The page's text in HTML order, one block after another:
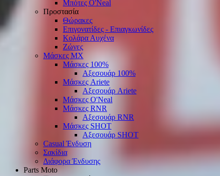
Μπότες O'Neal
Προστασία
Θώρακες
Επιγονατίδες - Επιαγκωνίδες
Κολάρα Αυχένα
Ζώνες
Μάσκες ΜΧ
Μάσκες 100%
Αξεσουάρ 100%
Μάσκες Ariete
Αξεσουάρ Ariete
Μάσκες O'Neal
Μάσκες RNR
Αξεσουάρ RNR
Μάσκες SHOT
Αξεσουάρ SHOT
Casual Ένδυση
Σακίδια
Διάφορα Ένδυσης
Parts Moto